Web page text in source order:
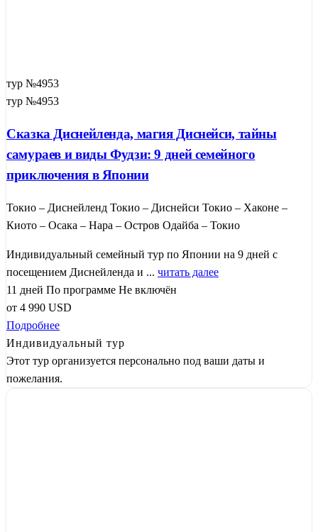
тур №4953
тур №4953
Сказка Диснейленда, магия Диснейси, тайны
самураев и виды Фудзи: 9 дней семейного
приключения в Японии
Токио – Диснейленд Токио – Диснейси Токио – Хаконе –
Киото – Осака – Нара – Остров Одайба – Токио
Индивидуальный семейный тур по Японии на 9 дней с
посещением Диснейленда и ... читать далее
11 дней По программе Не включён
от 4 990 USD
Подробнее
Индивидуальный тур
Этот тур организуется персонально под ваши даты и
пожелания.